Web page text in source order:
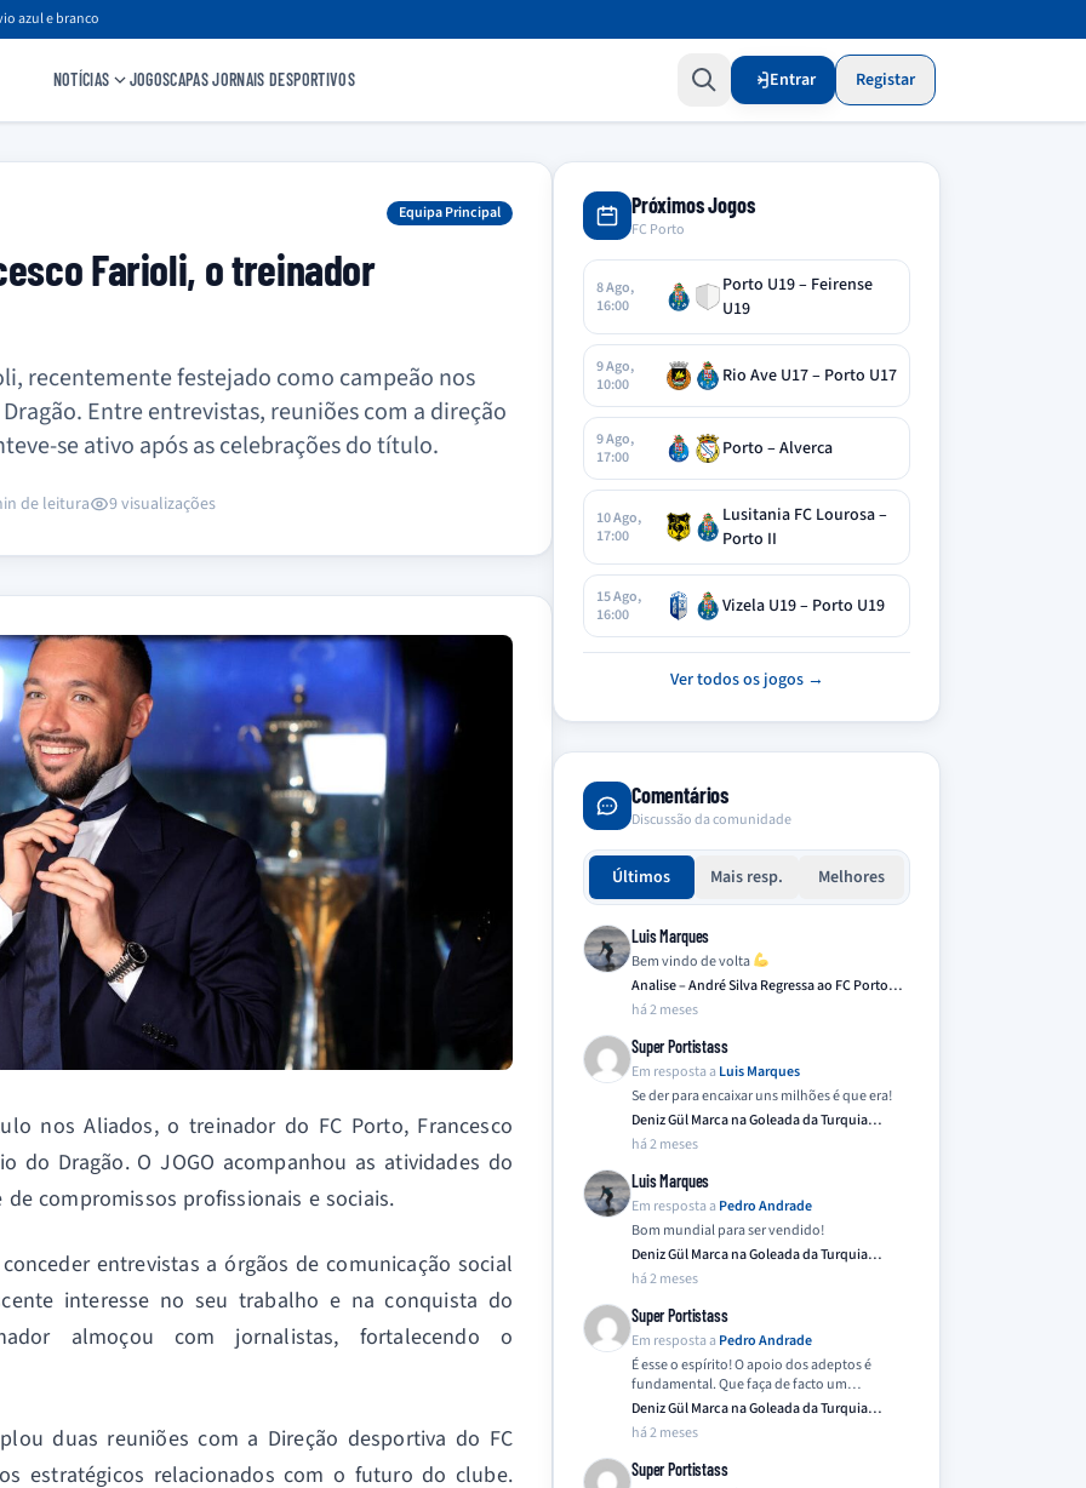
azul e branco
NOTÍCIAS JOGOSCAPAS JORNAIS DESPORTIVOS Entrar Registar
Equipa Principal
Farioli, o treinador
recentemente festejado como campeão nos
Entre entrevistas, reuniões com a direção
se ativo após as celebrações do título.
de leitura 9 visualizações
nos Aliados, o treinador do FC Porto, Francesco
do Dragão. O JOGO acompanhou as atividades do
compromissos profissionais e sociais.
entrevistas a órgãos de comunicação social
interesse no seu trabalho e na conquista do
almoçou com jornalistas, fortalecendo o
duas reuniões com a Direção desportiva do FC
estratégicos relacionados com o futuro do clube.
Próximos Jogos
FC Porto
8 Ago,
16:00
Porto U19 – Feirense
U19
9 Ago,
10:00
Rio Ave U17 – Porto U17
9 Ago,
17:00
Porto – Alverca
10 Ago,
17:00
Lusitania FC Lourosa –
Porto II
15 Ago,
16:00
Vizela U19 – Porto U19
Ver todos os jogos →
Comentários
Discussão da comunidade
Últimos Mais resp. Melhores
Luis Marques
Bem vindo de volta
Analise – André Silva Regressa ao FC Porto…
há 2 meses
Super Portistass
Em resposta a Luis Marques
Se der para encaixar uns milhões é que era!
Deniz Gül Marca na Goleada da Turquia
Frente…
há 2 meses
Luis Marques
Em resposta a Pedro Andrade
Bom mundial para ser vendido!
Deniz Gül Marca na Goleada da Turquia
Frente…
há 2 meses
Super Portistass
Em resposta a Pedro Andrade
É esse o espírito! O apoio dos adeptos é
fundamental. Que faça de facto um…
Deniz Gül Marca na Goleada da Turquia
Frente…
há 2 meses
Super Portistass